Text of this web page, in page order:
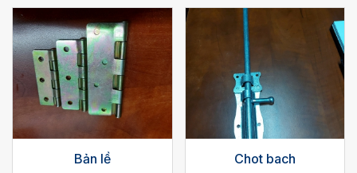
Bản lề Chot bach